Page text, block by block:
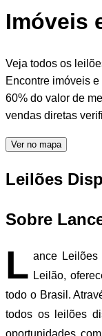
Imóveis
Veja todos os
Encontre imóveis
60% do valor de
vendas diretas
Ver no mapa
Leilões
Sobre
L ance
Leilão,
todo o Brasil.
todos os leilões
oportunidades